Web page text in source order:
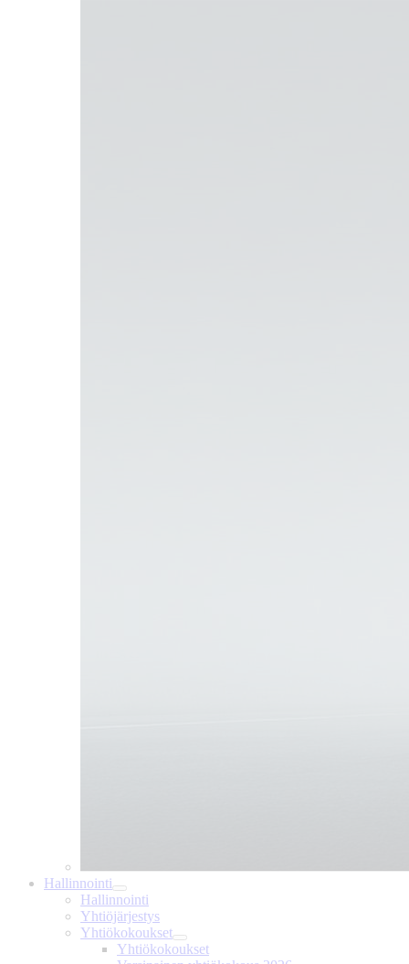
Hallinnointi
Hallinnointi
Yhtiöjärjestys
Yhtiökokoukset
Yhtiökokoukset